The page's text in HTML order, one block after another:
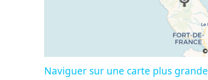
Naviguer sur une carte plus grande